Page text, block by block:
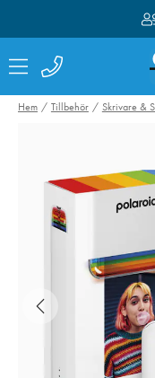
Hem Tillbehör Skrivare &